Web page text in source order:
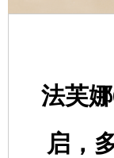
法芙
启，